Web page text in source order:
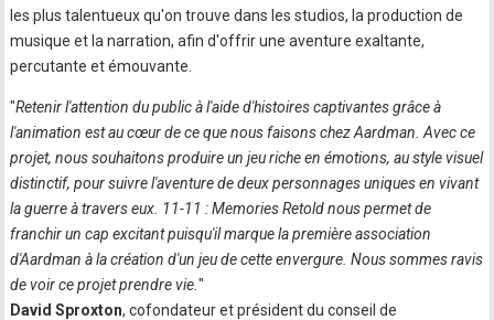
les plus talentueux qu'on trouve dans les studios, la production de
musique et la narration, afin d'offrir une aventure exaltante,
percutante et émouvante.
"Retenir l'attention du public à l'aide d'histoires captivantes grâce à
l'animation est au cœur de ce que nous faisons chez Aardman. Avec ce
projet, nous souhaitons produire un jeu riche en émotions, au style visuel
distinctif, pour suivre l'aventure de deux personnages uniques en vivant
la guerre à travers eux. 11-11 : Memories Retold nous permet de
franchir un cap excitant puisqu'il marque la première association
d'Aardman à la création d'un jeu de cette envergure. Nous sommes ravis
de voir ce projet prendre vie."
David Sproxton, cofondateur et président du conseil de